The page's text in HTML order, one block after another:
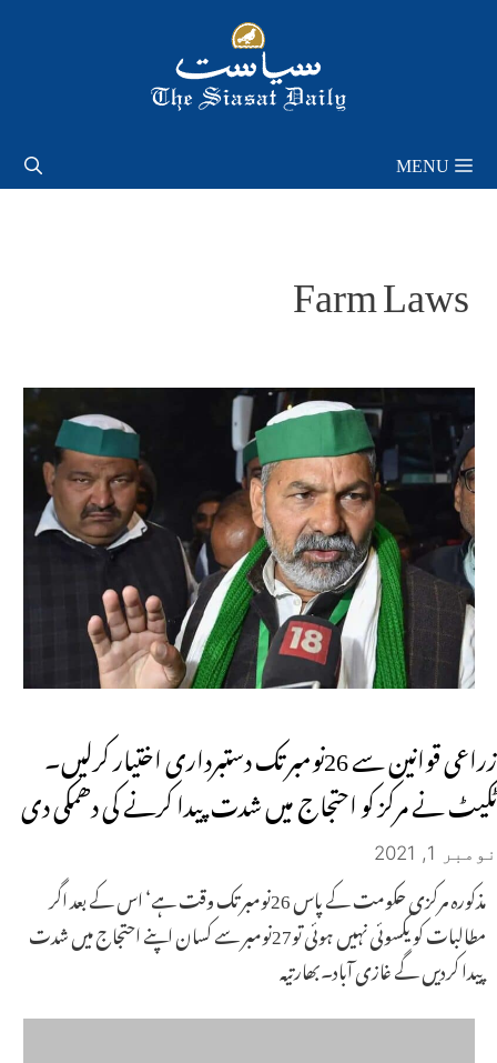
MENU
Farm Laws
زراعی قوانین سے 26نومبر تک دستبرداری اختیار کرلیں۔
ٹکیٹ نے مرکز کو احتجاج میں شدت پیدا کرنے کی دھمکی دی
نومبر 1, 2021
مذکورہ مرکزی حکومت کے پاس 26نومبر تک وقت ہے‘ اس کے بعد اگر
مطالبات کو یکسوئی نہیں ہوئی تو27نومبر سے کسان اپنے احتجاج میں شدت
پیدا کردیں گے غازی آباد۔بھارتیہ